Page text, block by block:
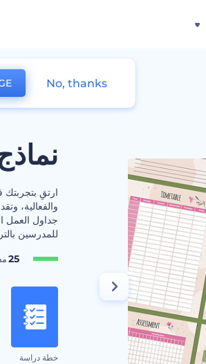
ارتقِ
والفعالية،
جداول العمل
للمدرسين
25
خطة دراسة
No, thanks